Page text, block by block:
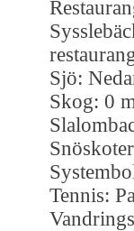
Sjö:
Skog: 0
Tennis: